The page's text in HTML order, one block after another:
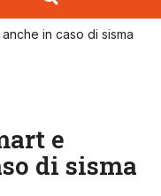
in caso di sisma
e
di sisma